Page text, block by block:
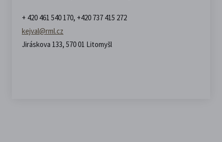
+ 420 461 540 170, +420 737 415 272
kejval@rml.cz
Jiráskova 133, 570 01 Litomyšl